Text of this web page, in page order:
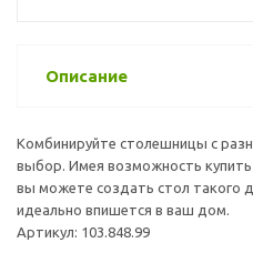
Описание
Комбинируйте столешницы с
выбор. Имея возможность
вы можете создать стол такого
идеально впишется в ваш дом.
Артикул: 103.848.99